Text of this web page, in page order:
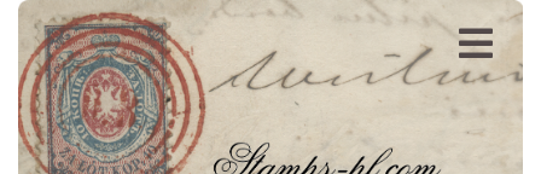
Register
Login